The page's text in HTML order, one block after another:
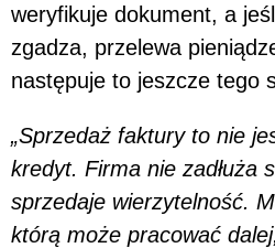
weryfikuje dokument, a
zgadza, przelewa
następuje to jeszcze tego
„Sprzedaż faktury to nie
kredyt. Firma nie zadłuża
sprzedaje wierzytelność.
którą może pracować